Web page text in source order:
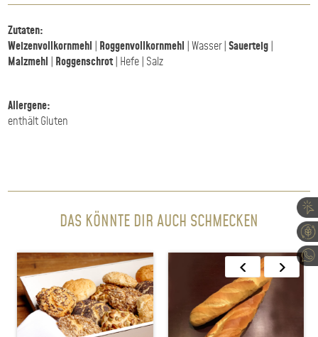
Zutaten:
Weizenvollkornmehl | Roggenvollkornmehl | Wasser |Sauerteig |
Malzmehl | Roggenschrot | Hefe | Salz
Allergene:
enthält Gluten
DAS KÖNNTE DIR AUCH SCHMECKEN